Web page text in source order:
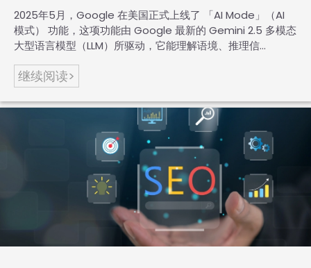
2025年5月，Google 在美国正式上线了 「AI Mode」（AI
模式） 功能，这项功能由 Google 最新的 Gemini 2.5 多模态
大型语言模型（LLM）所驱动，它能理解语境、推理信…
继续阅读>